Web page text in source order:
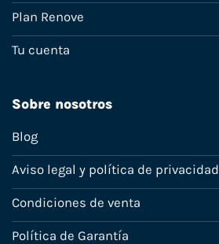
Plan Renove
Tu cuenta
Sobre nosotros
Blog
Aviso legal y política de privacidad
Condiciones de venta
Política de Garantía